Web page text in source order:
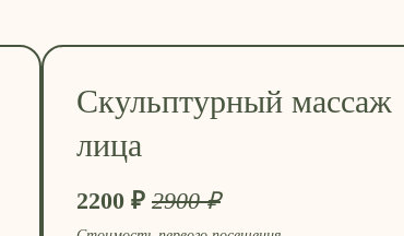
Скульптурный массаж
лица
2200 ₽ 2900 ₽